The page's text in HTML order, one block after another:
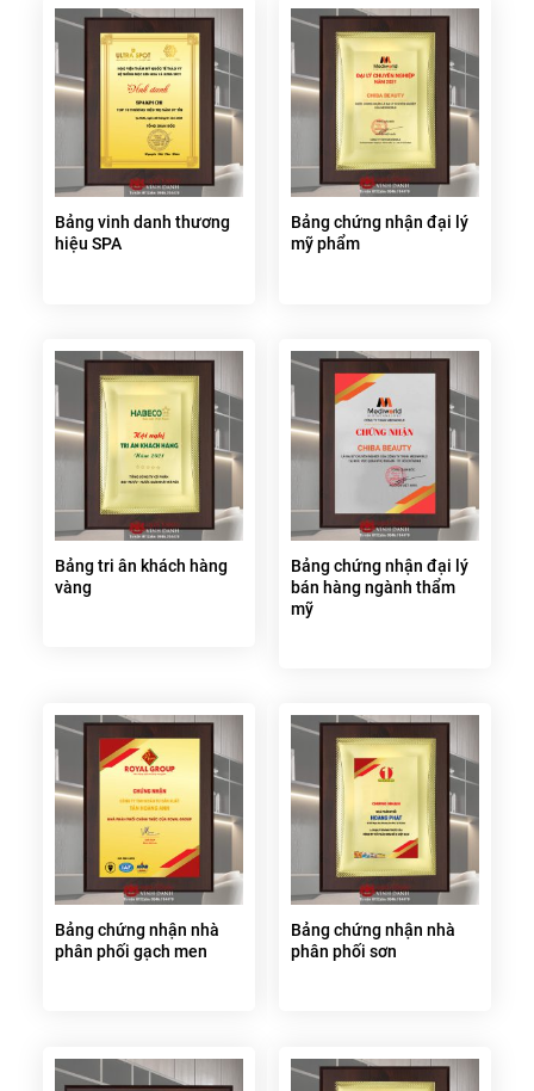
Bảng vinh danh thương
hiệu SPA
Bảng chứng nhận đại lý
mỹ phẩm
Bảng tri ân khách hàng
vàng
Bảng chứng nhận đại lý
bán hàng ngành thẩm
mỹ
Bảng chứng nhận nhà
phân phối gạch men
Bảng chứng nhận nhà
phân phối sơn